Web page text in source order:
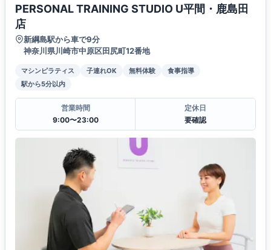
PERSONAL TRAINING STUDIO U平間・鹿島田
店
新綱島駅から車で9分
神奈川県川崎市中原区田尻町12番地
マシンピラティス 子連れOK 無料体験
食事指導
駅から5分以内
営業時間
9:00〜23:00
定休日
要確認